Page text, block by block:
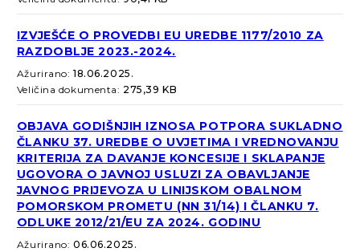
IZVJEŠĆE O PROVEDBI EU UREDBE 1177/2010 ZA
RAZDOBLJE 2023.-2024.
Ažurirano:18.06.2025.
Veličina dokumenta: 275,39 KB
OBJAVA GODIŠNJIH IZNOSA POTPORA SUKLADNO
ČLANKU 37. UREDBE O UVJETIMA I VREDNOVANJU
KRITERIJA ZA DAVANJE KONCESIJE I SKLAPANJE
UGOVORA O JAVNOJ USLUZI ZA OBAVLJANJE
JAVNOG PRIJEVOZA U LINIJSKOM OBALNOM
POMORSKOM PROMETU (NN 31/14) I ČLANKU 7.
ODLUKE 2012/21/EU ZA 2024. GODINU
Ažurirano:06.06.2025.